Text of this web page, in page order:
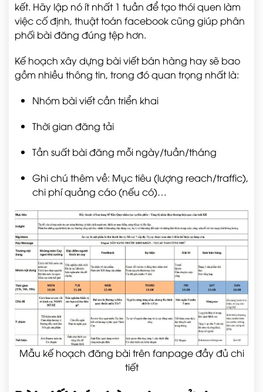
kết. Hãy lập nó ít nhất 1 tuần để tạo thói quen làm
việc cố định, thuật toán facebook cũng giúp phân
phối bài đăng đúng tệp hơn.
Kế hoạch xây dựng bài viết bán hàng hay sẽ bao
gồm nhiều thông tin, trong đó quan trọng nhất là:
Nhóm bài viết cần triển khai
Thời gian đăng tải
Tần suất bài đăng mỗi ngày/tuần/tháng
Ghi chú thêm về: Mục tiêu (lượng reach/traffic),
chi phí quảng cáo (nếu có)…
Mẫu kế hoạch đăng bài trên fanpage đầy đủ chi
tiết